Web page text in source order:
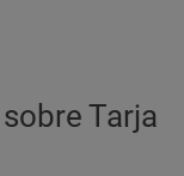
Tarja